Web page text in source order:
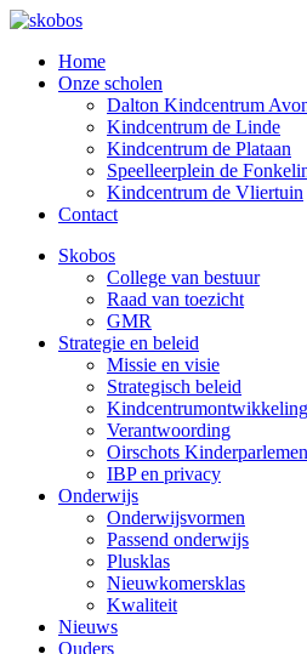
Home
Onze scholen
Dalton Kindcentrum
Kindcentrum de Linde
Kindcentrum de Plataan
Speelleerplein de
Kindcentrum de Vliertuin
Contact
Skobos
College van bestuur
Raad van toezicht
GMR
Strategie en beleid
Missie en visie
Strategisch beleid
Kindcentrumontwikkeling
Verantwoording
Oirschots
IBP en privacy
Onderwijs
Onderwijsvormen
Passend onderwijs
Plusklas
Nieuwkomersklas
Kwaliteit
Nieuws
Ouders